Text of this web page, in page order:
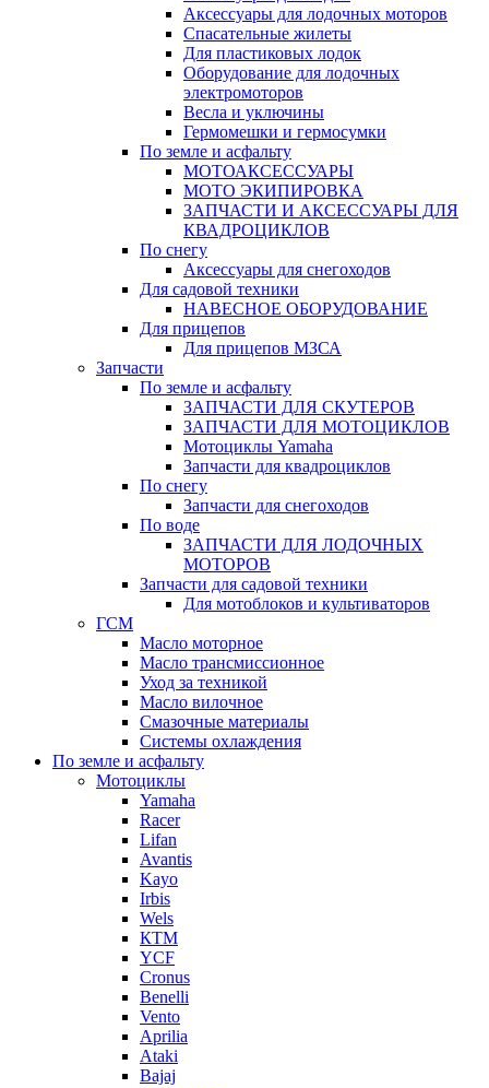
Аксессуары для лодочных моторов
Спасательные жилеты
Для пластиковых лодок
Оборудование для лодочных
электромоторов
Весла и уключины
Гермомешки и гермосумки
По земле и асфальту
МОТОАКСЕССУАРЫ
МОТО ЭКИПИРОВКА
ЗАПЧАСТИ И АКСЕССУАРЫ ДЛЯ
КВАДРОЦИКЛОВ
По снегу
Аксессуары для снегоходов
Для садовой техники
НАВЕСНОЕ ОБОРУДОВАНИЕ
Для прицепов
Для прицепов МЗСА
Запчасти
По земле и асфальту
ЗАПЧАСТИ ДЛЯ СКУТЕРОВ
ЗАПЧАСТИ ДЛЯ МОТОЦИКЛОВ
Мотоциклы Yamaha
Запчасти для квадроциклов
По снегу
Запчасти для снегоходов
По воде
ЗАПЧАСТИ ДЛЯ ЛОДОЧНЫХ
МОТОРОВ
Запчасти для садовой техники
Для мотоблоков и культиваторов
ГСМ
Масло моторное
Масло трансмиссионное
Уход за техникой
Масло вилочное
Смазочные материалы
Системы охлаждения
По земле и асфальту
Мотоциклы
Yamaha
Racer
Lifan
Avantis
Kayo
Irbis
Wels
КТМ
YCF
Cronus
Benelli
Vento
Aprilia
Ataki
Bajaj